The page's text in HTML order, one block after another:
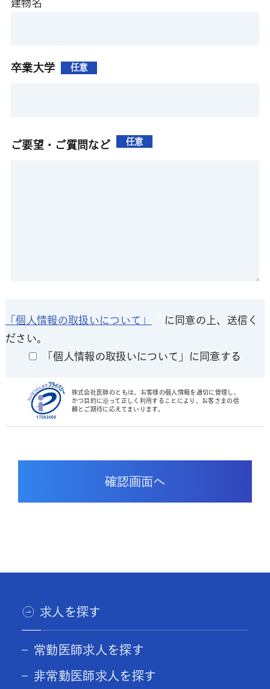
建物名
卒業大学 任意
ご要望・ご質問など 任意
「個人情報の取扱いについて」
に同意の上、送信く
ださい。
「個人情報の取扱いについて」に同意する
株式会社医師のともは、お客様の個人情報を適切に管理し、
かつ目的に沿って正しく利用することにより、お客さまの信
頼とご期待に応えてまいります。
求人を探す
常勤医師求人を探す
非常勤医師求人を探す